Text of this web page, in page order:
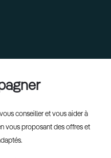
conseiller et vous aider à
vous proposant des offres et